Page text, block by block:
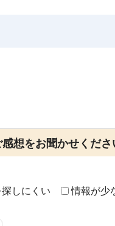
想をお聞かせくださ
しにくい 情報が少